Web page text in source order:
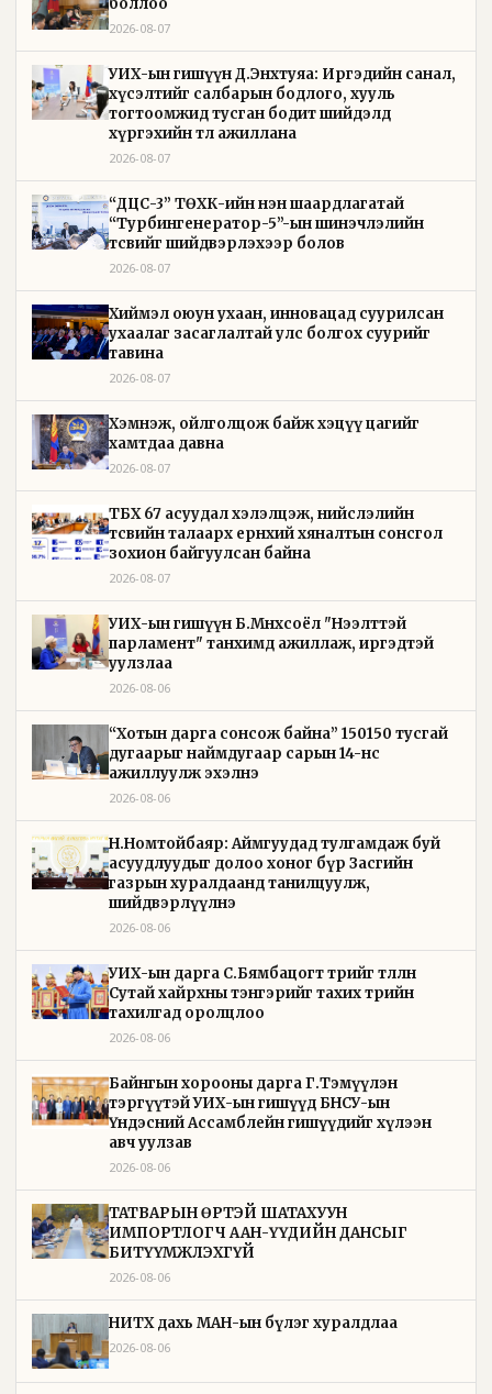
2026-08-07
УИХ-ын гишүүн Д.Энхтуяа: Иргэдийн санал,
хүсэлтийг салбарын бодлого, хууль
тогтоомжид тусган бодит шийдэлд
хүргэхийн төлөө ажиллана
2026-08-07
“ДЦС-3” ТӨХК-ийн нэн шаардлагатай
“Турбингенератор-5”-ын шинэчлэлийн
төсвийг шийдвэрлэхээр болов
2026-08-07
Хиймэл оюун ухаан, инновацад суурилсан
ухаалаг засаглалтай улс болгох суурийг
тавина
2026-08-07
Хэмнэж, ойлголцож байж хэцүү цагийг
хамтдаа давна
2026-08-07
ТБХ 67 асуудал хэлэлцэж, нийслэлийн
төсвийн талаарх ерөнхий хяналтын сонсгол
зохион байгуулсан байна
2026-08-07
УИХ-ын гишүүн Б.Мөнхсоёл "Нээлттэй
парламент" танхимд ажиллаж, иргэдтэй
уулзлаа
2026-08-06
“Хотын дарга сонсож байна” 150150 тусгай
дугаарыг наймдугаар сарын 14-нөөс
ажиллуулж эхэлнэ
2026-08-06
Н.Номтойбаяр: Аймгуудад тулгамдаж буй
асуудлуудыг долоо хоног бүр Засгийн
газрын хуралдаанд танилцуулж,
шийдвэрлүүлнэ
2026-08-06
УИХ-ын дарга С.Бямбацогт төрийг төлөөлөн
Сутай хайрхны тэнгэрийг тахих төрийн
тахилгад оролцлоо
2026-08-06
Байнгын хорооны дарга Г.Тэмүүлэн
тэргүүтэй УИХ-ын гишүүд БНСУ-ын
Үндэсний Ассамблейн гишүүдийг хүлээн
авч уулзав
2026-08-06
ТАТВАРЫН ӨРТЭЙ ШАТАХУУН
ИМПОРТЛОГЧ ААН-ҮҮДИЙН ДАНСЫГ
БИТҮҮМЖЛЭХГҮЙ
2026-08-06
НИТХ дахь МАН-ын бүлэг хуралдлаа
2026-08-06